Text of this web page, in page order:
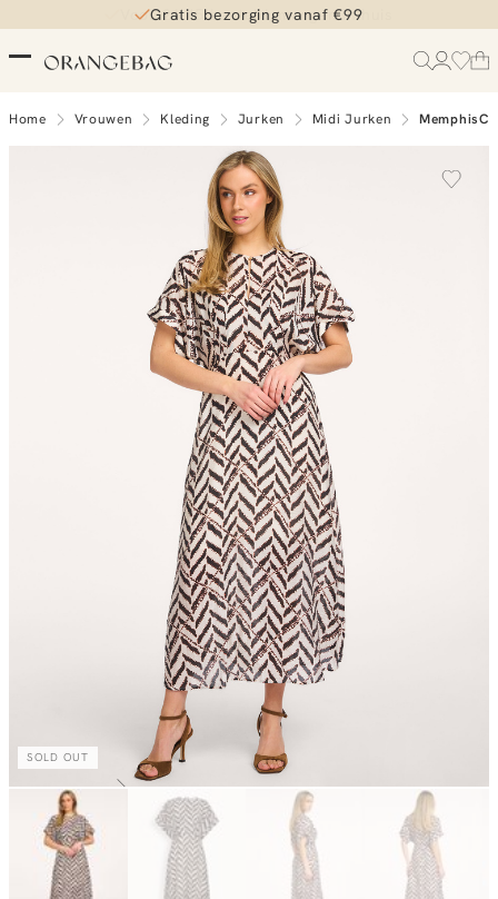
Gratis bezorging vanaf €99
Home Vrouwen Kleding Jurken Midi Jurken
SOLD OUT